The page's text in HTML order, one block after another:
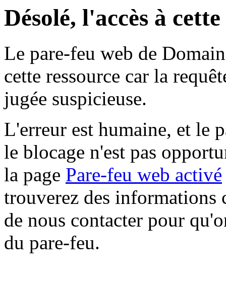
Désolé, l'accès à
Le pare-feu web de
cette ressource car la
jugée suspicieuse.
L'erreur est humaine, et le
le blocage n'est pas
la page Pare-feu web activé
trouverez des informations
de nous contacter pour
du pare-feu.